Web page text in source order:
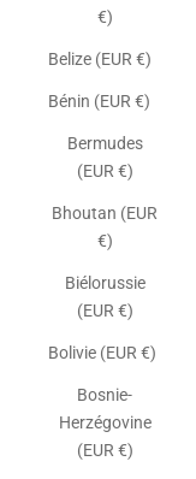
€)
Belize (EUR €)
Bénin (EUR €)
Bermudes
(EUR €)
Bhoutan (EUR
€)
Biélorussie
(EUR €)
Bolivie (EUR €)
Bosnie-
Herzégovine
(EUR €)